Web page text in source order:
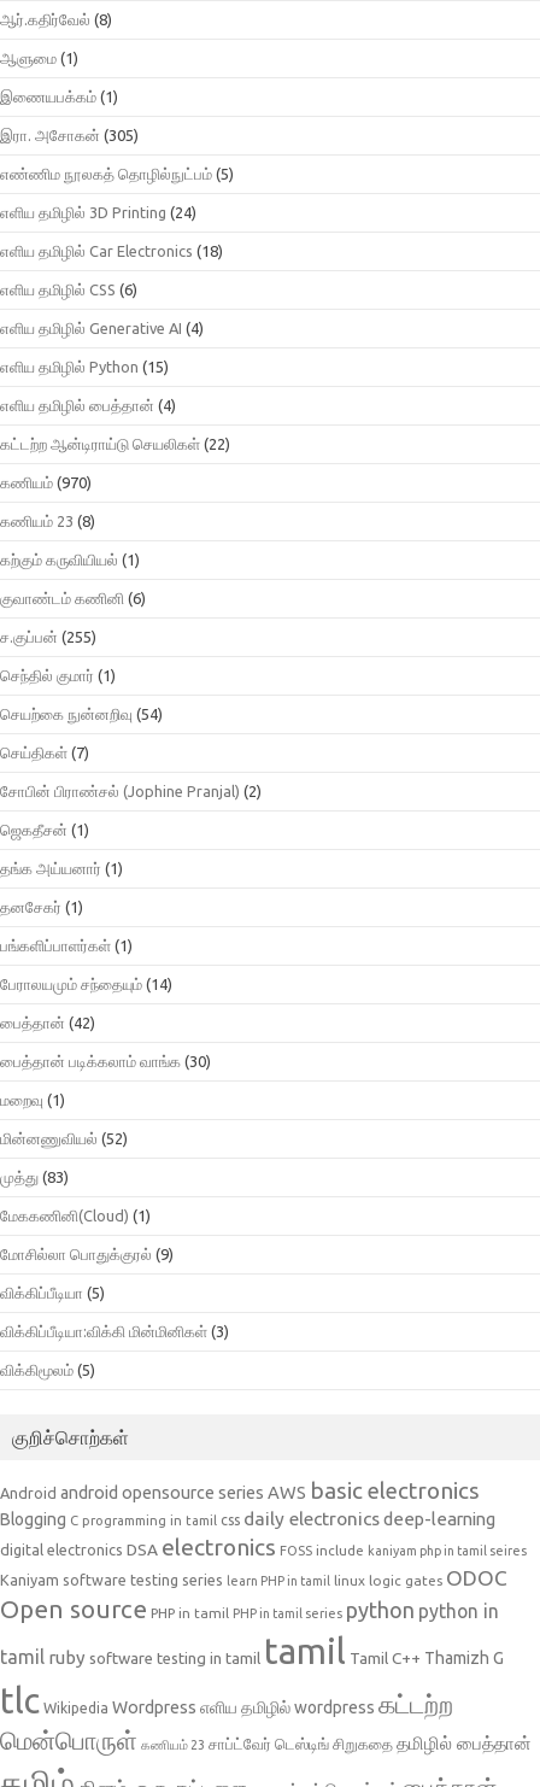
ஆர்.கதிர்வேல் (8)
ஆளுமை (1)
இணையபக்கம் (1)
இரா. அசோகன் (305)
எண்ணிம நூலகத் தொழில்நுட்பம் (5)
எளிய தமிழில் 3D Printing (24)
எளிய தமிழில் Car Electronics (18)
எளிய தமிழில் CSS (6)
எளிய தமிழில் Generative AI (4)
எளிய தமிழில் Python (15)
எளிய தமிழில் பைத்தான் (4)
கட்டற்ற ஆன்டிராய்டு செயலிகள் (22)
கணியம் (970)
கணியம் 23 (8)
கற்கும் கருவியியல் (1)
குவாண்டம் கணினி (6)
ச.குப்பன் (255)
செந்தில் குமார் (1)
செயற்கை நுன்னறிவு (54)
செய்திகள் (7)
சோபின் பிராண்சல் (Jophine Pranjal) (2)
ஜெகதீசன் (1)
தங்க அய்யனார் (1)
தனசேகர் (1)
பங்களிப்பாளர்கள் (1)
பேராலயமும் சந்தையும் (14)
பைத்தான் (42)
பைத்தான் படிக்கலாம் வாங்க (30)
மறைவு (1)
மின்னணுவியல் (52)
முத்து (83)
மேககணினி(Cloud) (1)
மோசில்லா பொதுக்குரல் (9)
விக்கிப்பீடியா (5)
விக்கிப்பீடியா:விக்கி மின்மினிகள் (3)
விக்கிமூலம் (5)
குறிச்சொற்கள்
Android android opensource series AWS basic electronics
Blogging C programming in tamil css daily electronicsdeep-learning
digital electronics DSA electronics FOSS include kaniyam php in tamil seires
Kaniyam software testing series learn PHP in tamil linux logic gates ODOC
Open source PHP in tamil PHP in tamil series python python in
tamil ruby software testing in tamil tamil Tamil C++ Thamizh G
tlc Wikipedia Wordpress எளிய தமிழில் wordpress கட்டற்ற
மென்பொருள் கணியம் 23 சாப்ட்வேர் டெஸ்டிங் சிறுகதை தமிழில் பைத்தான்